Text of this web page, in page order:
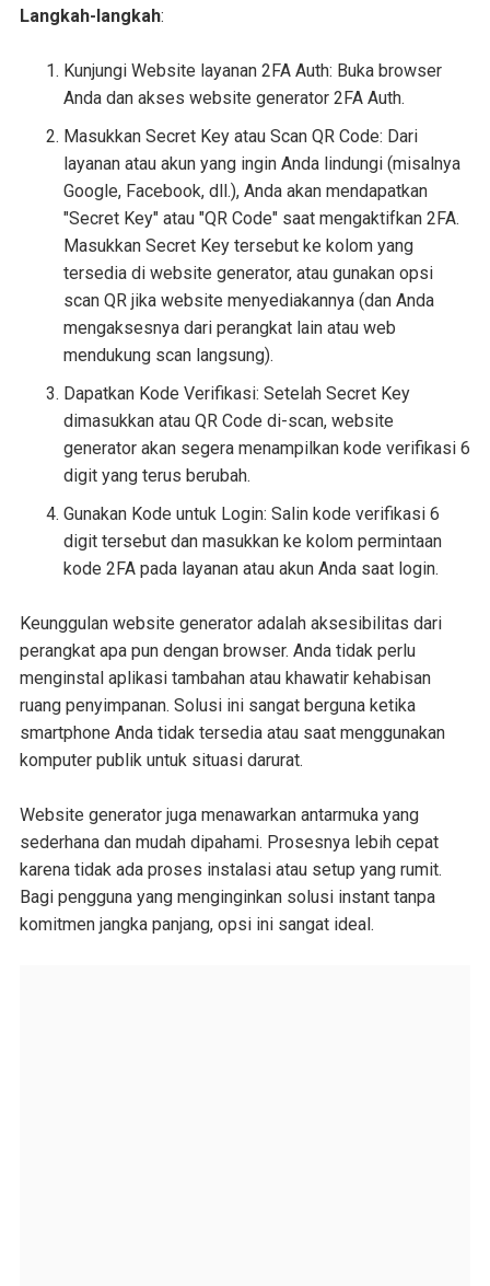
Langkah-langkah:
Kunjungi Website layanan 2FA Auth: Buka browser
Anda dan akses website generator 2FA Auth.
Masukkan Secret Key atau Scan QR Code: Dari
layanan atau akun yang ingin Anda lindungi (misalnya
Google, Facebook, dll.), Anda akan mendapatkan
"Secret Key" atau "QR Code" saat mengaktifkan 2FA.
Masukkan Secret Key tersebut ke kolom yang
tersedia di website generator, atau gunakan opsi
scan QR jika website menyediakannya (dan Anda
mengaksesnya dari perangkat lain atau web
mendukung scan langsung).
Dapatkan Kode Verifikasi: Setelah Secret Key
dimasukkan atau QR Code di-scan, website
generator akan segera menampilkan kode verifikasi 6
digit yang terus berubah.
Gunakan Kode untuk Login: Salin kode verifikasi 6
digit tersebut dan masukkan ke kolom permintaan
kode 2FA pada layanan atau akun Anda saat login.
Keunggulan website generator adalah aksesibilitas dari
perangkat apa pun dengan browser. Anda tidak perlu
menginstal aplikasi tambahan atau khawatir kehabisan
ruang penyimpanan. Solusi ini sangat berguna ketika
smartphone Anda tidak tersedia atau saat menggunakan
komputer publik untuk situasi darurat.
Website generator juga menawarkan antarmuka yang
sederhana dan mudah dipahami. Prosesnya lebih cepat
karena tidak ada proses instalasi atau setup yang rumit.
Bagi pengguna yang menginginkan solusi instant tanpa
komitmen jangka panjang, opsi ini sangat ideal.